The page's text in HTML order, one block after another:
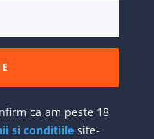
ca am peste 18
si conditiilesite-